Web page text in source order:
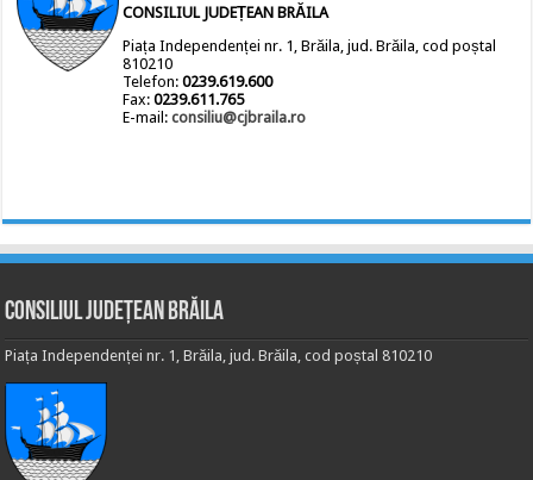
CONSILIUL JUDEȚEAN BRĂILA
Piața Independenței nr. 1, Brăila, jud. Brăila, cod poștal
810210
Telefon:0239.619.600
Fax:0239.611.765
E-mail:consiliu@cjbraila.ro
Consiliul Județean Brăila
Piața Independenței nr. 1, Brăila, jud. Brăila, cod poștal 810210